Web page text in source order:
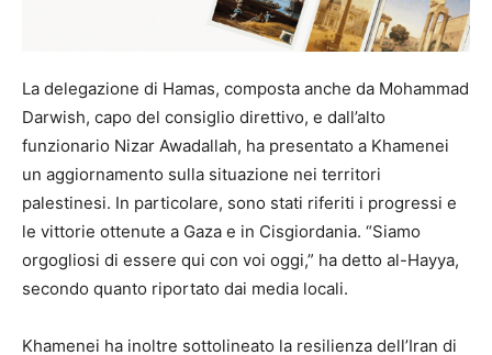
La delegazione di Hamas, composta anche da Mohammad
Darwish, capo del consiglio direttivo, e dall’alto
funzionario Nizar Awadallah, ha presentato a Khamenei
un aggiornamento sulla situazione nei territori
palestinesi. In particolare, sono stati riferiti i progressi e
le vittorie ottenute a Gaza e in Cisgiordania. “Siamo
orgogliosi di essere qui con voi oggi,” ha detto al-Hayya,
secondo quanto riportato dai media locali.
Khamenei ha inoltre sottolineato la resilienza dell’Iran di